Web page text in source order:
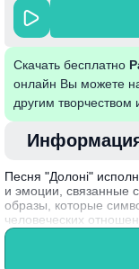
Скачать бесплатно
онлайн Вы можете
другим творчеством
Песня "Долоні"
и эмоции, связанные
образы, которые
человеческих
искренности,
каждого мгновения,